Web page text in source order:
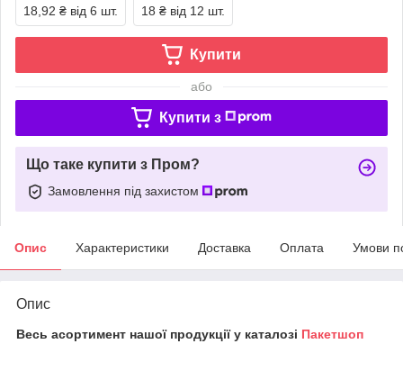
18,92 ₴ від 6 шт. 18 ₴ від 12 шт.
Купити
або
Купити з
Що таке купити з Пром?
Замовлення під захистом
Опис Характеристики Доставка Оплата Умови
Опис
Весь асортимент нашої продукції у каталозі Пакетшоп